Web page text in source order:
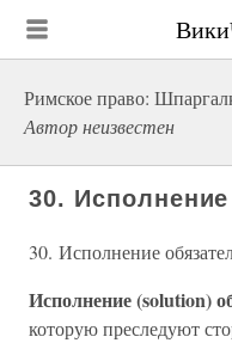
Римское право:
Автор неизвестен
30.
30. Исполнение
Исполнение (solution)
которую преследуют